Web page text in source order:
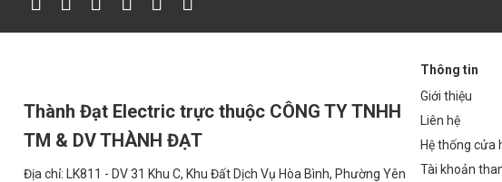
VNĐ. Chi phí bảo trì (thay thế đèn) ước tính khoảng 5.000.000 VNĐ. Tổng chi phí:
Tiêu thụ 0.3 kWh/ngày, tương đương 5.475.000
VNĐ. Chi phí bảo trì (thay thế driver) ước tính khoảng 1.000.000 VNĐ. Tổng chi
Như vậy, sau 5 năm, việc sử dụng đèn pha LED TDL-DJ giúp tiết kiệm hơn
Thành Đạt Electric trực thuộc CÔNG TY TNHH
TM & DV THÀNH ĐẠT
Địa chỉ: LK811 - DV 31 Khu C, Khu Đất Dịch Vụ Hòa Bình, Phường Yên
Thông tin
Giới thiệu
Liên hệ
Hệ thống cửa
Tài khoản